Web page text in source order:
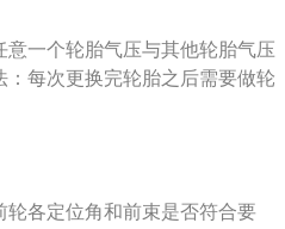
的震动直接传递到车身上。
一个轮胎气压与其他轮胎气压
每次更换完轮胎之后需要做轮
头是否存在松动的故障。汽车的
转起来后，就会形成动不平衡状
现象，所以应当定期做动平衡检
各定位角和前束是否符合要